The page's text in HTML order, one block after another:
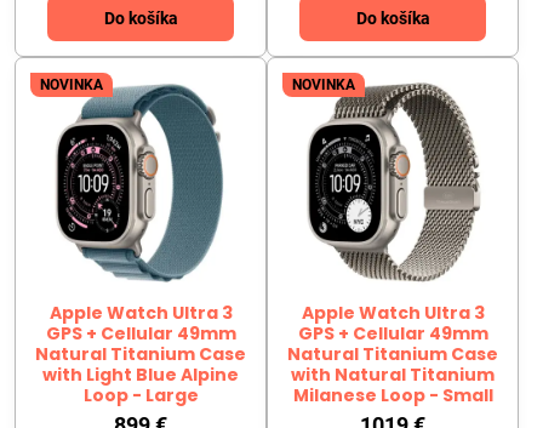
Do košíka Do košíka
NOVINKA
Apple Watch Ultra 3
GPS + Cellular 49mm
Natural Titanium Case
with Light Blue Alpine
Loop - Large
NOVINKA
Apple Watch Ultra 3
GPS + Cellular 49mm
Natural Titanium Case
with Natural Titanium
Milanese Loop - Small